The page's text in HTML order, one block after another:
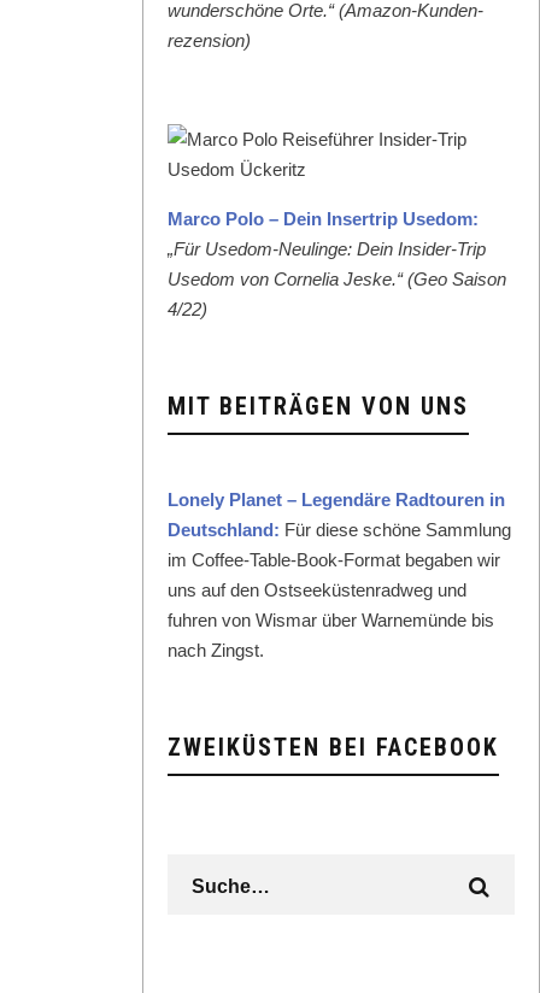
wun­der­schöne Orte.“ (Ama­zon-Kun­den­
rezen­sion)
Mar­co Polo – Dein Inser­trip Use­dom:
„Für Use­dom-Neulinge: Dein Insid­er-Trip
Use­dom von Cor­nelia Jeske.“ (Geo Sai­son
4/22)
MIT BEITRÄGEN VON UNS
Lone­ly Plan­et – Leg­endäre Rad­touren in
Deutsch­land: Für diese schöne Samm­lung
im Cof­fee-Table-Book-For­mat begaben wir
uns auf den Ost­seeküsten­rad­weg und
fuhren von Wis­mar über Warnemünde bis
nach Zingst.
ZWEIKÜSTEN BEI FACEBOOK